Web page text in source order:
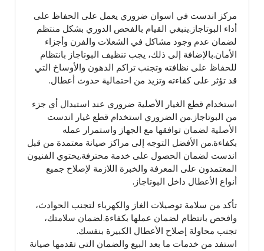
مركز اندست في اسوان ضروري يعمل على الحفاظ على
أداء البوتاجاز.ينبغي القيام بالفحص الدوري بشكل منتظم
لضمان عدم وجود مشاكل في الشعلات والفرن وأجزاء
الأمان.بالإضافة إلى ذلك، يجب تنظيف البوتاجاز بانتظام
للحفاظ على نظافته وتجنب تراكم الدهون والأوساخ التي
قد تؤثر على كفاءته وتزيد من احتمالية حدوث أعطال.
استخدام قطع الغيار الأصلية ضروري عند استبدال أي جزء
من البوتاجاز.من الضروري استخدام قطع غيار اندست
الأصلية لضمان توافقها مع الجهاز واستمرار عمله
بكفاءة.من الأفضل التوجه إلى مراكز صيانة معتمدة من قبل
اندست لضمان الحصول على خدمة محترفة.يحتوي الفنيون
المعتمدون على المعرفة والخبرة اللازمة لإصلاح جميع
أنواع الأعطال داخل البوتاجاز.
تأكد من سلامة توصيلات الغاز والكهرباء لتجنب الحوادث،
وافحص بانتظام لضمان عملها بكفاءة.لضمان سلامتك،
تجنب محاولة إصلاح الأعطال الكبيرة بنفسك.
استفد من خدمات ما بعد البيع والضمان التي تقدمها صيانة